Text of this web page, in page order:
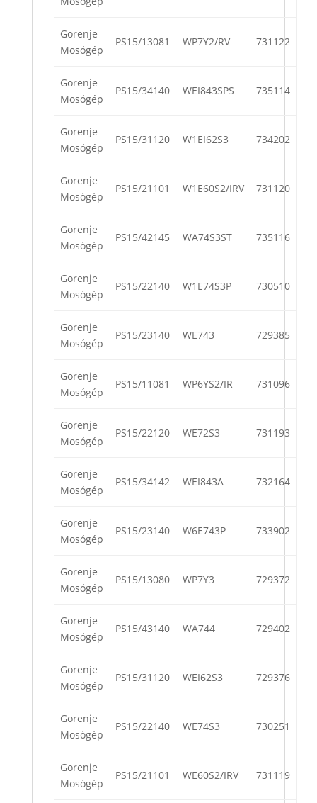
Gorenje
Mosógép
PS15/13081 WP7Y2/RV 731122
Gorenje
Mosógép
PS15/34140 WEI843SPS 735114
Gorenje
Mosógép
PS15/31120 W1EI62S3 734202
Gorenje
Mosógép
PS15/21101 W1E60S2/IRV 731120
Gorenje
Mosógép
PS15/42145 WA74S3ST 735116
Gorenje
Mosógép
PS15/22140 W1E74S3P 730510
Gorenje
Mosógép
PS15/23140 WE743 729385
Gorenje
Mosógép
PS15/11081 WP6YS2/IR 731096
Gorenje
Mosógép
PS15/22120 WE72S3 731193
Gorenje
Mosógép
PS15/34142 WEI843A 732164
Gorenje
Mosógép
PS15/23140 W6E743P 733902
Gorenje
Mosógép
PS15/13080 WP7Y3 729372
Gorenje
Mosógép
PS15/43140 WA744 729402
Gorenje
Mosógép
PS15/31120 WEI62S3 729376
Gorenje
Mosógép
PS15/22140 WE74S3 730251
Gorenje
Mosógép
PS15/21101 WE60S2/IRV 731119